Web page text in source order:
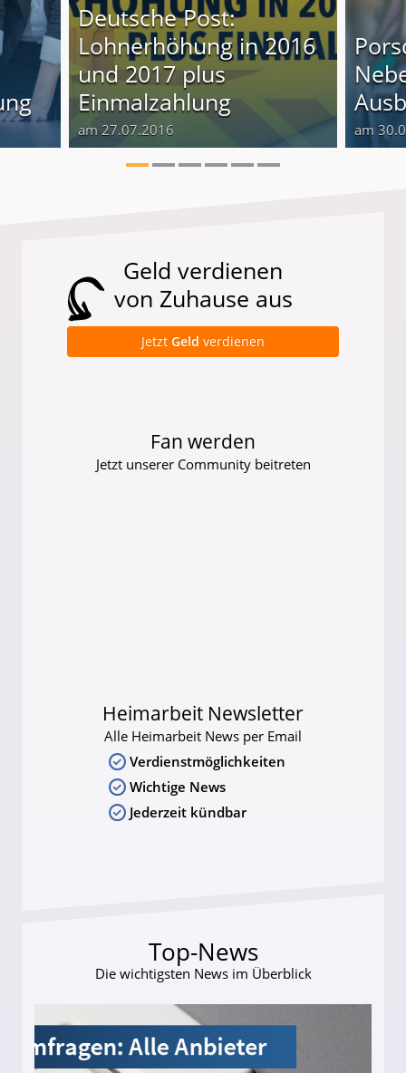
Deutsche Post:
Lohnerhöhung in 2016
und 2017 plus
Einmalzahlung
am 27.07.2016 am
Geld verdienen
von Zuhause aus
Jetzt Geld verdienen
Fan werden
Jetzt unserer Community beitreten
Heimarbeit Newsletter
Alle Heimarbeit News per Email
Verdienstmöglichkeiten
Wichtige News
Jederzeit kündbar
Top-News
Die wichtigsten News im Überblick